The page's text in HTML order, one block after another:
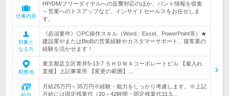
仕事内容
HP/DM/フリーダイヤルへの反響対応のほか、バント情報を収集
～営業へのトスアップなど、インサイドセールスをお任せしま
す。
対象と
なる方
《必須要件》◎PC操作スキル（Word、Excel、PowerPoint等）★
建設業やまたはBtoBの営業経験やカスタマーサポート、接客業の
経験を活かせます！
勤務地
東京都足立区青井5-13-7 ＳＨＯＷＡコーポレートビル 【雇入れ
直後】上記事業所 【変更の範囲】…
給与
月給25万円～35万円※経験・能力をしっかり考慮します。※上記
月給には固定残業代（20～42時間・固定残業代31,5…